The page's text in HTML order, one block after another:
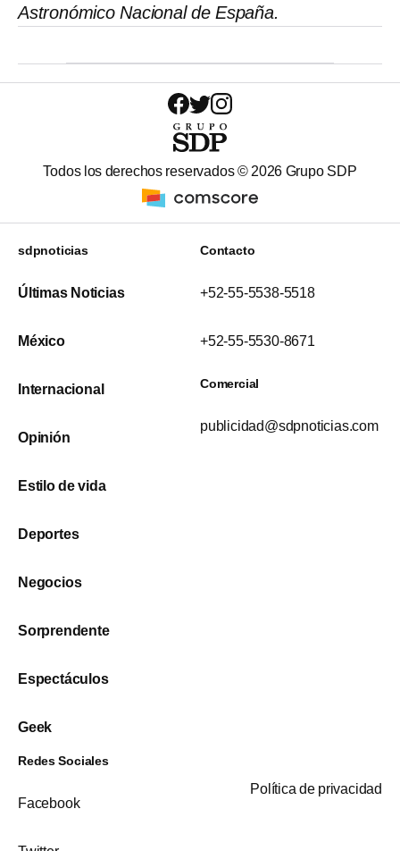
Astronómico Nacional de España.
Todos los derechos reservados © 2026 Grupo SDP
sdpnoticias
Últimas Noticias
México
Internacional
Opinión
Estilo de vida
Deportes
Negocios
Sorprendente
Espectáculos
Geek
Contacto
+52-55-5538-5518
+52-55-5530-8671
Comercial
publicidad@sdpnoticias.com
Redes Sociales
Facebook
Política de privacidad